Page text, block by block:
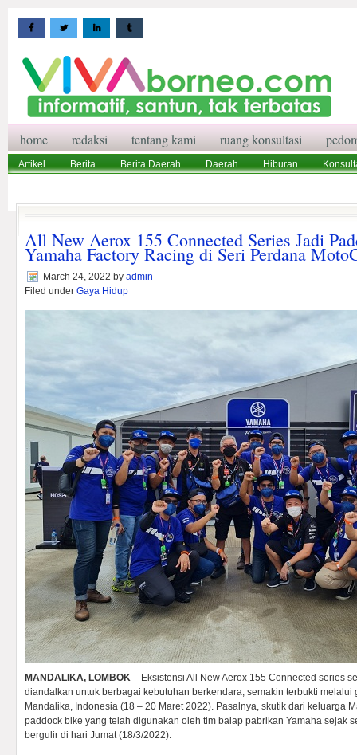
home redaksi tentang kami ruang konsultasi
Artikel Berita Berita Daerah Daerah Hiburan
All New Aerox 155 Connected Series Jadi
Yamaha Factory Racing di Seri Perdana
March 24, 2022 by admin
Filed under Gaya Hidup
MANDALIKA, LOMBOK – Eksistensi All New Aerox 155 Connected series
diandalkan untuk berbagai kebutuhan berkendara, semakin terbukti melalui
Mandalika, Indonesia (18 – 20 Maret 2022). Pasalnya, skutik dari keluarga
paddock bike yang telah digunakan oleh tim balap pabrikan Yamaha sejak
bergulir di hari Jumat (18/3/2022).